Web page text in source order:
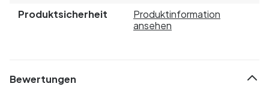
Produktsicherheit
Produktinformation
ansehen
Bewertungen